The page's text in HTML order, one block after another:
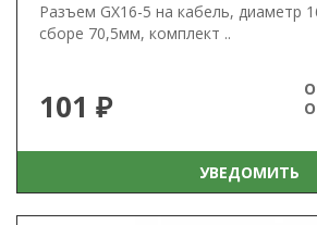
Разъем GX16-5 на кабель, диаметр
сборе 70,5мм, комплект ..
101 ₽
УВЕДОМИТЬ